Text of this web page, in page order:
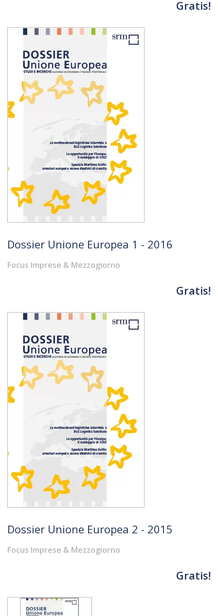
Gratis!
Dossier Unione Europea 1 - 2016
Focus Imprese & Mezzogiorno
Gratis!
Dossier Unione Europea 2 - 2015
Focus Imprese & Mezzogiorno
Gratis!